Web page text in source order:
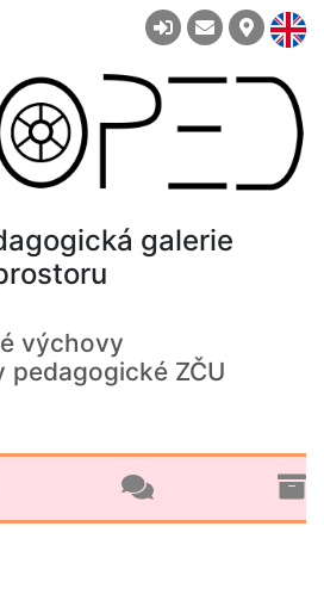
galerie
výchovy
pedagogické ZČU